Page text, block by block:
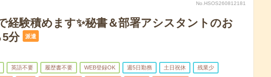
No.HSOS260812181
経験積めます✨秘書＆部署アシスタントのお
分
派遣
英語不要 履歴書不要 WEB登録OK 週5日勤務 土日祝休 残業少